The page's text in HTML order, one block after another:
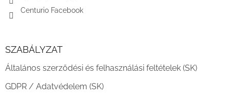
Centurio Facebook
SZABÁLYZAT
Általános szerződési és felhasználási feltételek (SK)
GDPR / Adatvédelem (SK)